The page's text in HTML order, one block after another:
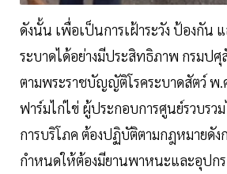
ดังนั้น เพื่อเป็นการเฝ้าระวัง ป้องกัน
ระบาดได้อย่างมีประสิทธิภาพ กรมปศุ
ตามพระราชบัญญัติโรคระบาดสัตว์ พ
ฟาร์มไก่ไข่ ผู้ประกอบการศูนย์รวบรว
การบริโภค ต้องปฏิบัติตามกฎหมายดัง
กำหนดให้ต้องมียานพาหนะและอุปก